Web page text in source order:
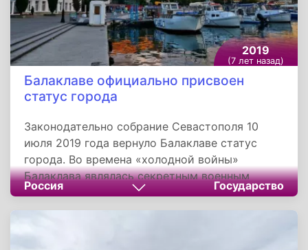
2019
(7 лет назад)
Балаклаве официально присвоен
статус города
Законодательно собрание Севастополя 10
июля 2019 года вернуло Балаклаве статус
города. Во времена «холодной войны»
Балаклава являлась секретным военным
объектом и ее стали считать частью
Севастополя. Восстановить статус города
Россия Государство